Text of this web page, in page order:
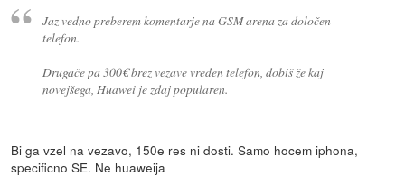
Jaz vedno preberem komentarje na GSM arena za določen
telefon.
Drugače pa 300€ brez vezave vreden telefon, dobiš že kaj
novejšega, Huawei je zdaj popularen.
Bi ga vzel na vezavo, 150e res ni dosti. Samo hocem iphona,
specificno SE. Ne huaweija